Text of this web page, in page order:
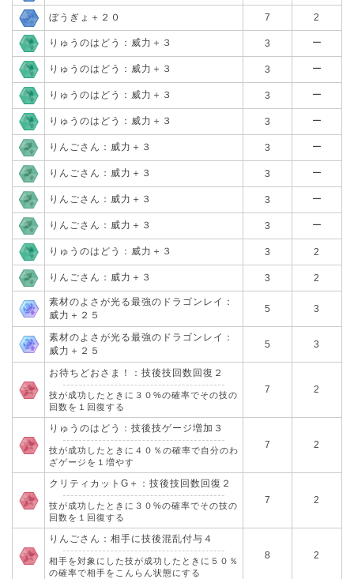
ぼうぎょ＋２０ 7 2
りゅうのはどう：威力＋３ 3 ー
りゅうのはどう：威力＋３ 3 ー
りゅうのはどう：威力＋３ 3 ー
りゅうのはどう：威力＋３ 3 ー
りんごさん：威力＋３ 3 ー
りんごさん：威力＋３ 3 ー
りんごさん：威力＋３ 3 ー
りんごさん：威力＋３ 3 ー
りゅうのはどう：威力＋３ 3 2
りんごさん：威力＋３ 3 2
素材のよさが光る最強のドラゴンレイ：
威力＋２５
5 3
素材のよさが光る最強のドラゴンレイ：
威力＋２５
5 3
お待ちどおさま！：技後技回数回復２
技が成功したときに３０%の確率でその技の
回数を１回復する
7 2
りゅうのはどう：技後技ゲージ増加３
技が成功したときに４０％の確率で自分のわ
ざゲージを１増やす
7 2
クリティカットG＋：技後技回数回復２
技が成功したときに３０%の確率でその技の
回数を１回復する
7 2
りんごさん：相手に技後混乱付与４
相手を対象にした技が成功したときに５０％
の確率で相手をこんらん状態にする
8 2